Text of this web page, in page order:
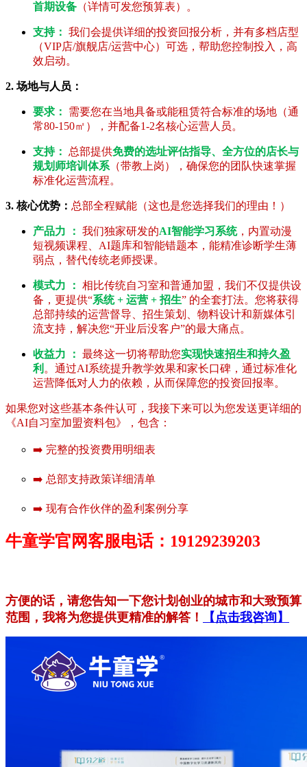
首期设备 （详情可发您预算表）。
支持： 我们会提供详细的投资回报分析，并有多档店型
（VIP店/旗舰店/运营中心）可选，帮助您控制投入，高
效启动。
2. 场地与人员：
要求：
需要您在当地具备或能租赁符合标准的场地（通
常80-150㎡），并配备1-2名核心运营人员。
支持： 总部提供免费的选址评估指导、全方位的店长与
规划师培训体系 （带教上岗），确保您的团队快速掌握
标准化运营流程。
3. 核心优势： 总部全程赋能（这也是您选择我们的理由！）
产品力 ： 我们独家研发的AI智能学习系统，内置动漫
短视频课程、AI题库和智能错题本，能精准诊断学生薄
弱点，替代传统老师授课。
模式力 ： 相比传统自习室和普通加盟，我们不仅提供设
备，更提供“系统 + 运营 + 招生” 的全套打法。您将获得
总部持续的运营督导、招生策划、物料设计和新媒体引
流支持，解决您“开业后没客户”的最大痛点。
收益力 ： 最终这一切将帮助您实现快速招生和持久盈
利 。通过AI系统提升教学效果和家长口碑，通过标准化
运营降低对人力的依赖，从而保障您的投资回报率。
如果您对这些基本条件认可，我接下来可以为您发送更详细的
《AI自习室加盟资料包》，包含：
➡️ 完整的投资费用明细表
➡️ 总部支持政策详细清单
➡️ 现有合作伙伴的盈利案例分享
牛童学官网客服电话：19129239203
方便的话，请您告知一下您计划创业的城市和大致预算
范围，我将为您提供更精准的解答！
【点击我咨询】